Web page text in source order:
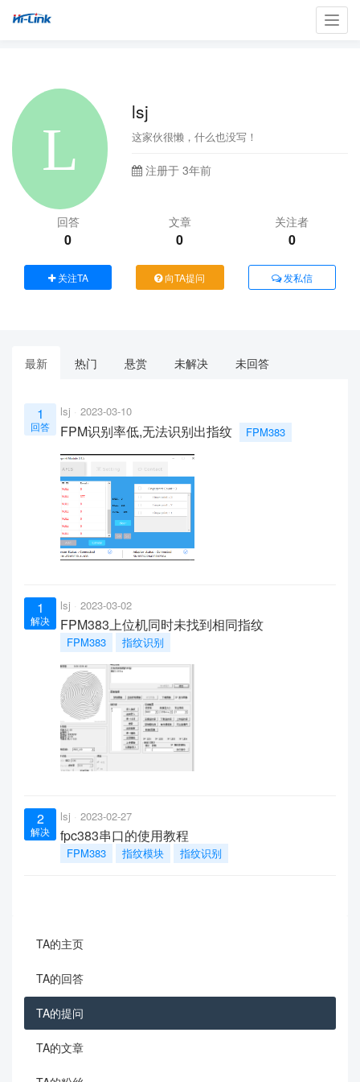
lsj
这家伙很懒，什么也没写！
注册于 3年前
回答
0
文章
0
关注者
0
关注TA 向TA提问 发私信
最新 热门 悬赏 未解决 未回答
1
回答
lsj 2023-03-10
FPM识别率低,无法识别出指纹 FPM383
1
解决
lsj 2023-03-02
FPM383上位机同时未找到相同指纹
FPM383 指纹识别
2
解决
lsj 2023-02-27
fpc383串口的使用教程
FPM383 指纹模块 指纹识别
TA的主页
TA的回答
TA的提问
TA的文章